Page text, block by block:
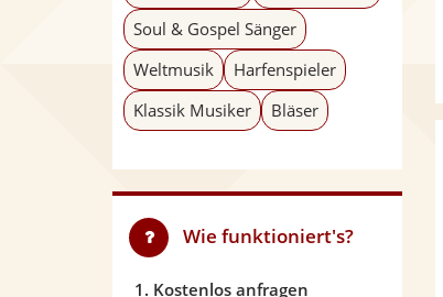
Soul & Gospel Sänger
Weltmusik
Harfenspieler
Klassik Musiker
Bläser
Wie funktioniert's?
1. Kostenlos anfragen